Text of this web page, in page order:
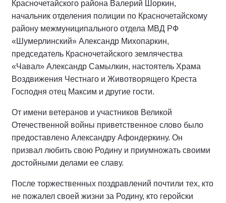
Красночетайского района Валерий Шоркин,
начальник отделения полиции по Красночетайскому
району межмуниципального отдела МВД РФ
«Шумерлинский» Александр Михопаркин,
председатель Красночетайского землячества
«Чавал» Александр Самылкин, настоятель Храма
Воздвижения Честнаго и Животворящего Креста
Господня отец Максим и другие гости.
От имени ветеранов и участников Великой
Отечественной войны приветственное слово было
предоставлено Александру Афондеркину. Он
призвал любить свою Родину и приумножать своими
достойными делами ее славу.
После торжественных поздравлений почтили тех, кто
не пожалел своей жизни за Родину, кто геройски